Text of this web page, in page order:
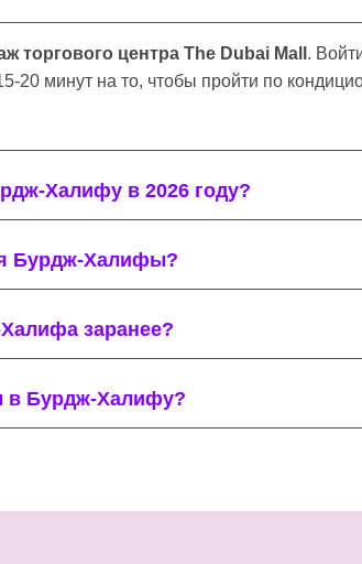
торгового центра The Dubai Mall .
20 минут на то, чтобы пройти по
Халифу в 2026 году?
Бурдж-Халифы?
заранее?
в Бурдж-Халифу?